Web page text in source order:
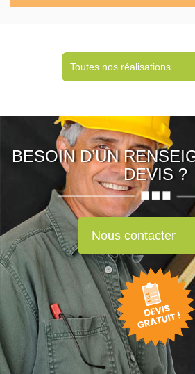
Toutes nos réalisations
BESOIN D’UN
DEVIS ?
Nous contacter